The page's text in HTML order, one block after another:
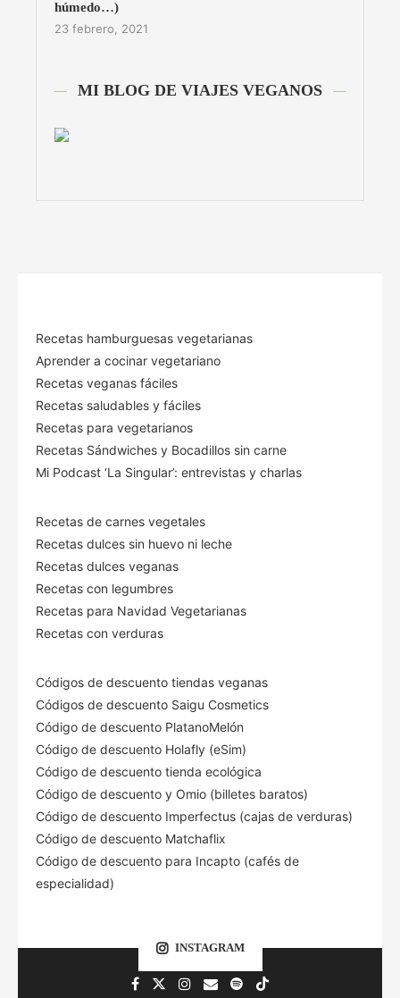
húmedo…)
23 febrero, 2021
MI BLOG DE VIAJES VEGANOS
Recetas hamburguesas vegetarianas
Aprender a cocinar vegetariano
Recetas veganas fáciles
Recetas saludables y fáciles
Recetas para vegetarianos
Recetas Sándwiches y Bocadillos sin carne
Mi Podcast ‘La Singular’: entrevistas y charlas
Recetas de carnes vegetales
Recetas dulces sin huevo ni leche
Recetas dulces veganas
Recetas con legumbres
Recetas para Navidad Vegetarianas
Recetas con verduras
Códigos de descuento tiendas veganas
Códigos de descuento Saigu Cosmetics
Código de descuento PlatanoMelón
Código de descuento Holafly (eSim)
Código de descuento tienda ecológica
Código de descuento y Omio (billetes baratos)
Código de descuento Imperfectus (cajas de verduras)
Código de descuento Matchaflix
Código de descuento para Incapto (cafés de
especialidad)
INSTAGRAM